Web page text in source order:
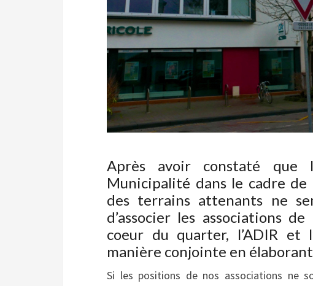
Après avoir constaté que
Municipalité dans le cadre
des terrains attenants ne
d’associer les associations
coeur du quarter, l’ADIR et
manière conjointe en
Si les positions de nos associations ne